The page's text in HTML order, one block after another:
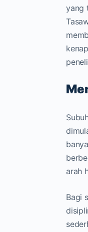
yang
arah
Bagi